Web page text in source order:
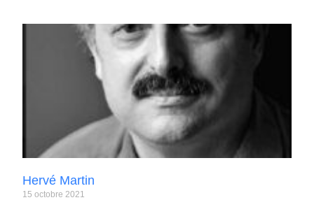
Hervé Martin
15 octobre 2021